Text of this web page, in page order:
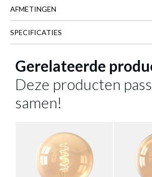
AFMETINGEN
HOOGTE 8.4 cm
Meer afmetingen
SPECIFICATIES
Gerelateerde
Deze producten
samen!
PLANFONDLAMP BABU Ø8
€ 28,40
Prijs per stuk, incl. btw en excl. verzendkosten